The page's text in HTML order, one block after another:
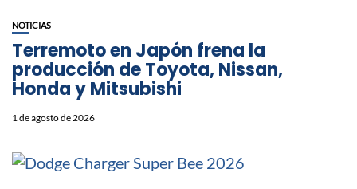
NOTICIAS
Terremoto en Japón frena la
producción de Toyota, Nissan,
Honda y Mitsubishi
1 de agosto de 2026